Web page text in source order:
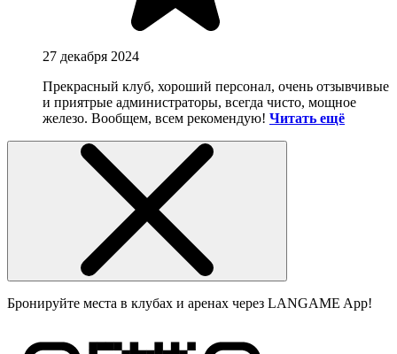
27 декабря 2024
Прекрасный клуб, хороший персонал, очень отзывчивые
и приятрые администраторы, всегда чисто, мощное
железо. Вообщем, всем рекомендую! Читать ещё
Бронируйте места в клубах и аренах через LANGAME App!